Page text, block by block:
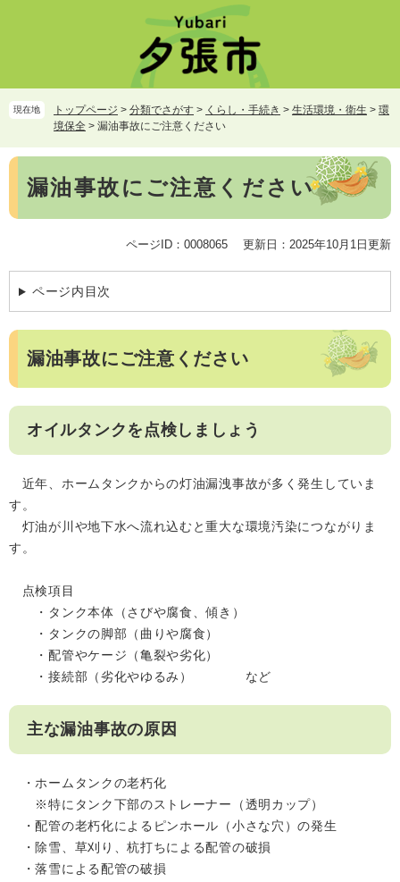
頭
で
飛
ば
て
へ
現在地 トップページ > 分類でさがす > くらし・手続き > 生活環境・衛生 > 環
境保全 > 漏油事故にご注意ください
本
漏油事故にご注意ください
ページID：0008065 更新日：2025年10月1日更新
ページ内目次
漏油事故にご注意ください
オイルタンクを点検しましょう
近年、ホームタンクからの灯油漏洩事故が多く発生していま
す。
灯油が川や地下水へ流れ込むと重大な環境汚染につながりま
す。
点検項目
・タンク本体（さびや腐食、傾き）
・タンクの脚部（曲りや腐食）
・配管やケージ（亀裂や劣化）
・接続部（劣化やゆるみ） など
主な漏油事故の原因
・ホームタンクの老朽化
※特にタンク下部のストレーナー（透明カップ）
・配管の老朽化によるピンホール（小さな穴）の発生
・除雪、草刈り、杭打ちによる配管の破損
・落雪による配管の破損